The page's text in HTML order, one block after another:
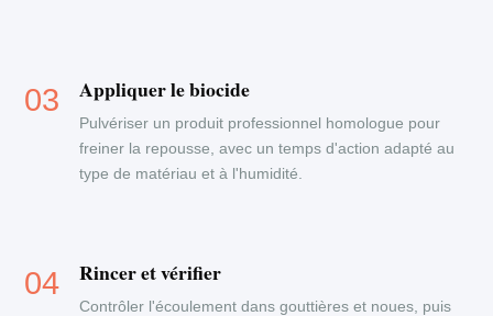
Appliquer le biocide
Pulvériser un produit professionnel homologue pour
freiner la repousse, avec un temps d'action adapté au
type de matériau et à l'humidité.
Rincer et vérifier
Contrôler l'écoulement dans gouttières et noues, puis